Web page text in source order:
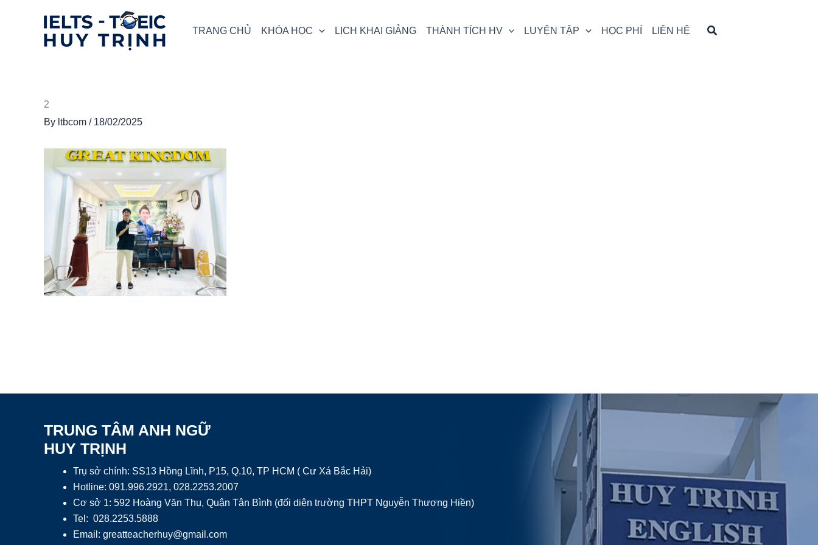
TRANG CHỦ KHÓA HỌC LỊCH KHAI GIẢNG THÀNH TÍCH HV LUYỆN TẬP HỌC PHÍ LIÊN HỆ
2
By ltbcom / 18/02/2025
TRUNG TÂM ANH NGỮ
HUY TRỊNH
Trụ sở chính: SS13 Hồng Lĩnh, P15, Q.10, TP HCM ( Cư Xá Bắc Hải)
Hotline: 091.996.2921, 028.2253.2007
Cơ sở 1: 592 Hoàng Văn Thụ, Quận Tân Bình (đối diện trường THPT Nguyễn Thượng Hiền)
Tel: 028.2253.5888
Email: greatteacherhuy@gmail.com